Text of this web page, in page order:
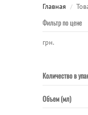
Главная /
Фильтр по цене
грн.
Количество в
Объем (мл)